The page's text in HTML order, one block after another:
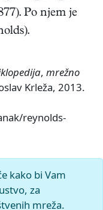
Po njem je
, mrežno
Krleža, 2013.
reynolds-
kako bi Vam
za
mreža.